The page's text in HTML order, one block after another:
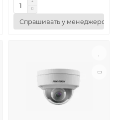
Спрашивать у менеджеров